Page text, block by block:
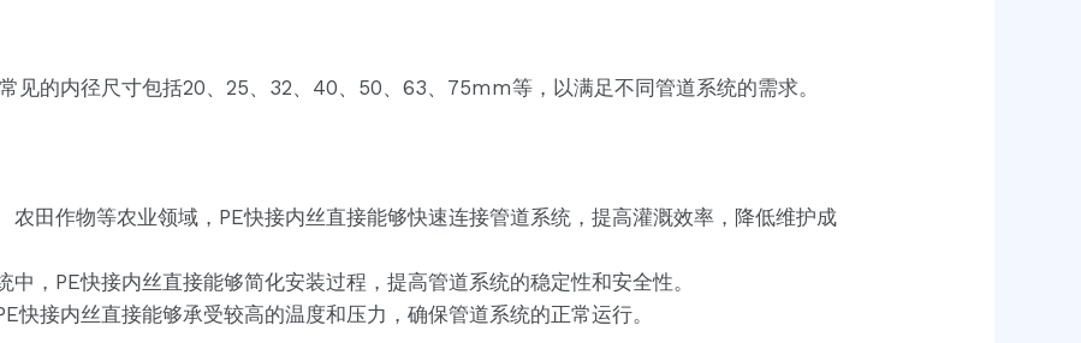
见的内径尺寸包括20、25、32、40、50、63、75mm等，以满足不同管道系统的需求。
农田作物等农业领域，PE快接内丝直接能够快速连接管道系统，提高灌溉效率，降低维护成
中，PE快接内丝直接能够简化安装过程，提高管道系统的稳定性和安全性。
快接内丝直接能够承受较高的温度和压力，确保管道系统的正常运行。